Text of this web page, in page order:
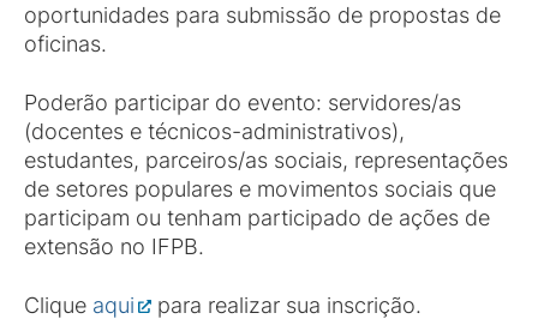
oportunidades para submissão de propostas de
oficinas.
Poderão participar do evento: servidores/as
(docentes e técnicos-administrativos),
estudantes, parceiros/as sociais, representações
de setores populares e movimentos sociais que
participam ou tenham participado de ações de
extensão no IFPB.
Clique aqui para realizar sua inscrição.